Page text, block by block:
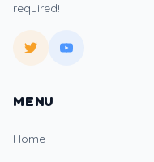
required!
MENU
Home